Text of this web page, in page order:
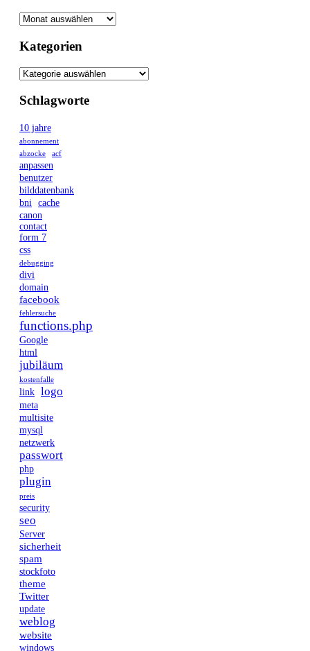
Kategorien
Schlagworte
10 jahre
abonnement
abzocke
acf
anpassen
benutzer
bilddatenbank
bni cache
canon
contact
form 7
css
debugging
divi
domain
facebook
fehlersuche
functions.php
Google
html
jubiläum
kostenfalle
link logo
meta
multisite
mysql
netzwerk
passwort
php
plugin
preis
security
seo
Server
sicherheit
spam
stockfoto
theme
Twitter
update
weblog
website
windows